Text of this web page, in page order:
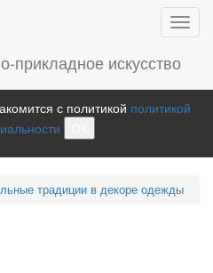
с политикой политикой
традиции в декоре одежды